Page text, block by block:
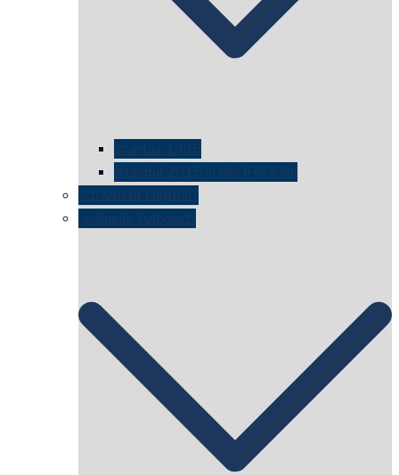
istanbul 1995
Istanbul 2015 in der IHK Köln
schwimmt Neptun?
„schnelle Antwort“